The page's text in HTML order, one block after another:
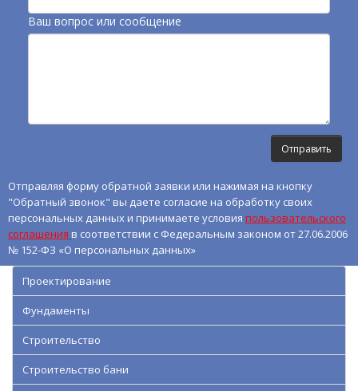
Ваш вопрос или сообщение
Отправляя форму обратной заявки или нажимая на кнопку
"Обратный звонок" вы даете согласие на обработку своих
персональных данных и принимаете условия пользовательского
соглашения в соответствии с Федеральным законом от 27.06.2006
№ 152-ФЗ «О персональных данных»
Проектирование
Фундаменты
Строительство
Строительство бани